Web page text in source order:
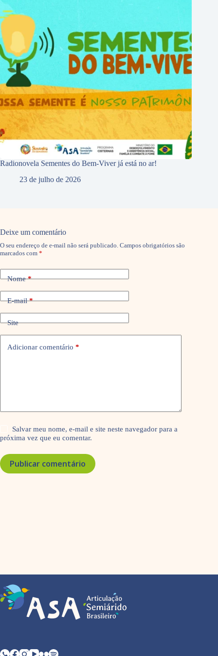
Radionovela Sementes do Bem-Viver já está no ar!
23 de julho de 2026
Deixe um comentário
O seu endereço de e-mail não será publicado. Campos obrigatórios são
marcados com *
Nome*
E-mail*
Site
Adicionar comentário *
Salvar meu nome, e-mail e site neste navegador para a
próxima vez que eu comentar.
Publicar comentário